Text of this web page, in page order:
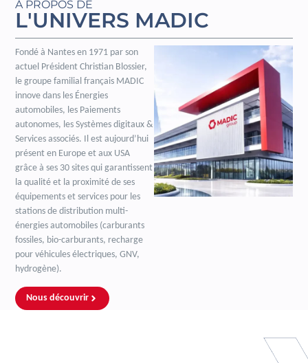
À PROPOS DE
L'UNIVERS MADIC
Fondé à Nantes en 1971 par son
actuel Président Christian Blossier,
le groupe familial français MADIC
innove dans les Énergies
automobiles, les Paiements
autonomes, les Systèmes digitaux &
Services associés. Il est aujourd’hui
présent en Europe et aux USA
grâce à ses 30 sites qui garantissent
la qualité et la proximité de ses
équipements et services pour les
stations de distribution multi-
énergies automobiles (carburants
fossiles, bio-carburants, recharge
pour véhicules électriques, GNV,
hydrogène).
Nous découvrir